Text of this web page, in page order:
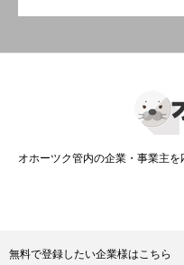
オホーツク管内の企業・事業主
無料で登録したい企業様はこちら